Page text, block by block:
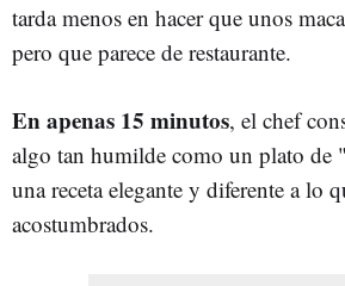
tarda menos en hacer que unos
pero que parece de restaurante.
En apenas 15 minutos, el chef
algo tan humilde como un plato de
una receta elegante y diferente a lo
acostumbrados.